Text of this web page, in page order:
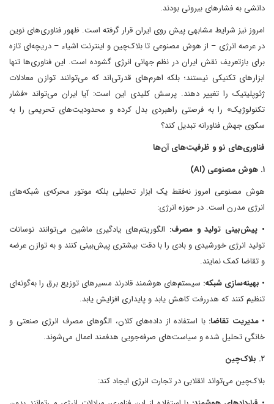
دانشی به فشارهای بیرونی بودند.
امروز نیز شرایط مشابهی پیش روی ایران قرار گرفته است. ظهور فناوری‌های نوین
در عرصه انرژی – از هوش مصنوعی تا بلاک‌چین و اینترنت اشیاء – دریچه‌ای تازه
برای بازتعریف نقش ایران در نظم جهانی انرژی گشوده است. این فناوری‌ها تنها
ابزارهای تکنیکی نیستند؛ بلکه اهرم‌های قدرتی‌اند که می‌توانند توازن معادلات
ژئوپلیتیک را تغییر دهند. پرسش کلیدی این است: آیا ایران می‌تواند «فشار
تکنولوژیک» را به فرصتی راهبردی بدل کرده و محدودیت‌های تحریمی را به
سکوی جهش فناورانه تبدیل کند؟
فناوری‌های نو و ظرفیت‌های آن‌ها
۱. هوش مصنوعی (AI)
هوش مصنوعی امروز نه‌فقط یک ابزار تحلیلی بلکه موتور محرکه‌ی شبکه‌های
انرژی مدرن است. در حوزه انرژی:
• پیش‌بینی تولید و مصرف: الگوریتم‌های یادگیری ماشین می‌توانند نوسانات
تولید انرژی خورشیدی و بادی را با دقت بیشتری پیش‌بینی کنند و به توازن عرضه
و تقاضا کمک نمایند.
• بهینه‌سازی شبکه: سیستم‌های هوشمند قادرند مسیرهای توزیع برق را به‌گونه‌ای
تنظیم کنند که هدررفت کاهش یابد و پایداری افزایش یابد.
• مدیریت تقاضا: با استفاده از داده‌های کلان، الگوهای مصرف انرژی صنعتی و
خانگی تحلیل شده و سیاست‌های صرفه‌جویی هدفمند اعمال می‌شوند.
۲. بلاک‌چین
بلاک‌چین می‌تواند انقلابی در تجارت انرژی ایجاد کند: